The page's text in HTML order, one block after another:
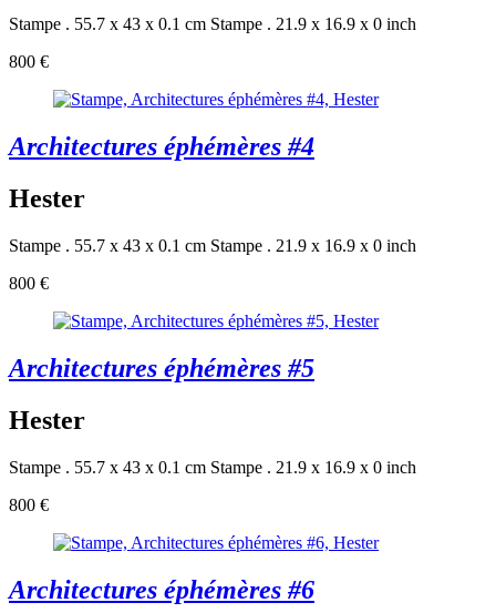
Stampe . 55.7 x 43 x 0.1 cm Stampe . 21.9 x 16.9 x 0 inch
800 €
Architectures éphémères #4
Hester
Stampe . 55.7 x 43 x 0.1 cm Stampe . 21.9 x 16.9 x 0 inch
800 €
Architectures éphémères #5
Hester
Stampe . 55.7 x 43 x 0.1 cm Stampe . 21.9 x 16.9 x 0 inch
800 €
Architectures éphémères #6